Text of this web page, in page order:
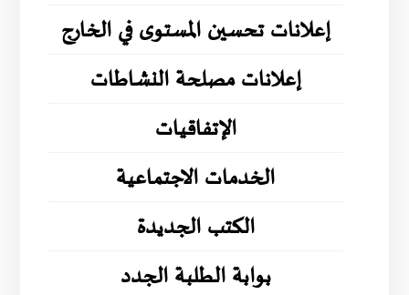
إعلانات تحسين المستوى في الخارج
إعلانات مصلحة النشاطات
الإتفاقيات
الخدمات الاجتماعية
الكتب الجديدة
بوابة الطلبة الجدد